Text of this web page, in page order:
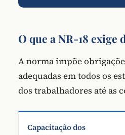
O que a NR-18
A norma impõe
adequadas em todos os
dos trabalhadores até as
Capacitação dos